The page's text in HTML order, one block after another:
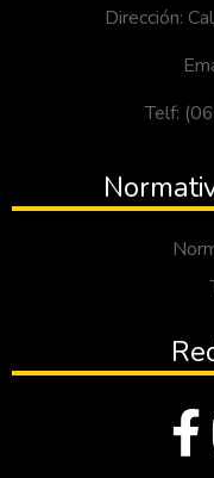
Dirección:
Telf: